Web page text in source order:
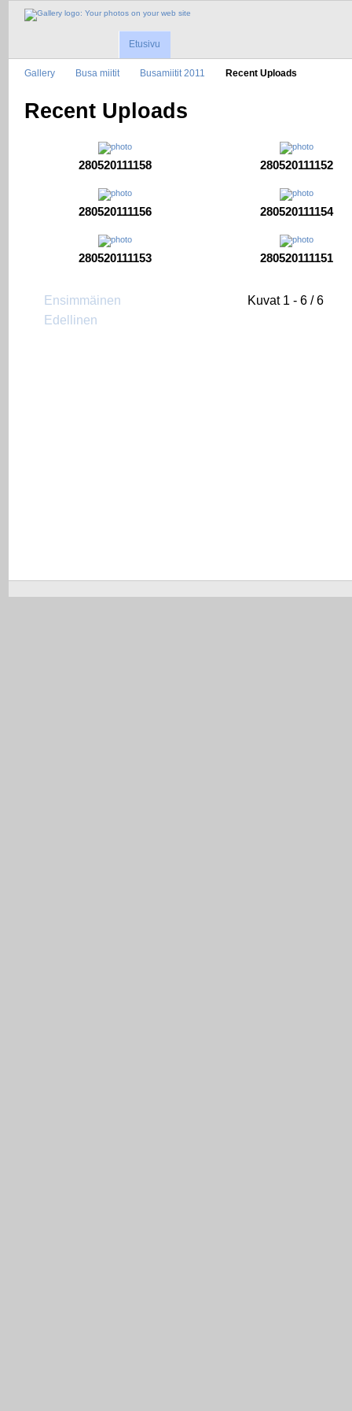
Etusivu
Gallery Busa miitit Busamiitit 2011 Recent Uploads
Recent Uploads
280520111158 280520111152
280520111156 280520111154
280520111153 280520111151
Ensimmäinen
Edellinen
Kuvat 1 - 6 / 6